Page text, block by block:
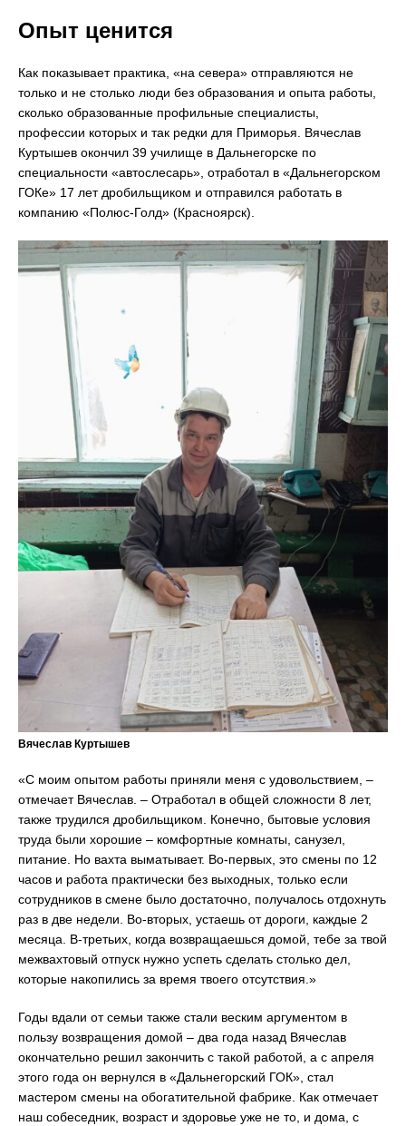
Опыт ценится
Как показывает практика, «на севера» отправляются не
только и не столько люди без образования и опыта работы,
сколько образованные профильные специалисты,
профессии которых и так редки для Приморья. Вячеслав
Куртышев окончил 39 училище в Дальнегорске по
специальности «автослесарь», отработал в «Дальнегорском
ГОКе» 17 лет дробильщиком и отправился работать в
компанию «Полюс-Голд» (Красноярск).
Вячеслав Куртышев
«С моим опытом работы приняли меня с удовольствием, –
отмечает Вячеслав. – Отработал в общей сложности 8 лет,
также трудился дробильщиком. Конечно, бытовые условия
труда были хорошие – комфортные комнаты, санузел,
питание. Но вахта выматывает. Во-первых, это смены по 12
часов и работа практически без выходных, только если
сотрудников в смене было достаточно, получалось отдохнуть
раз в две недели. Во-вторых, устаешь от дороги, каждые 2
месяца. В-третьих, когда возвращаешься домой, тебе за твой
межвахтовый отпуск нужно успеть сделать столько дел,
которые накопились за время твоего отсутствия.»
Годы вдали от семьи также стали веским аргументом в
пользу возвращения домой – два года назад Вячеслав
окончательно решил закончить с такой работой, а с апреля
этого года он вернулся в «Дальнегорский ГОК», стал
мастером смены на обогатительной фабрике. Как отмечает
наш собеседник, возраст и здоровье уже не то, и дома, с